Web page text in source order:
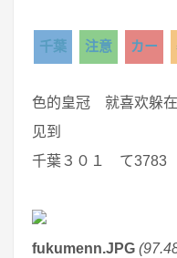
千葉 注意 カー
色的皇冠 就喜欢躲
见到
千葉３０１ て3783
fukumenn.JPG